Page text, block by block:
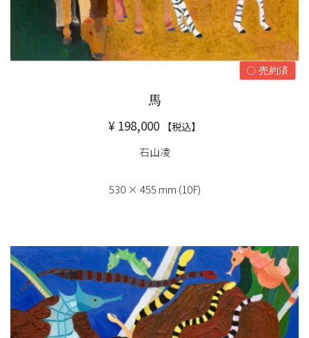
〇 売約済
馬
¥ 198,000 【税込】
石山凌
530 × 455 mm (10F)